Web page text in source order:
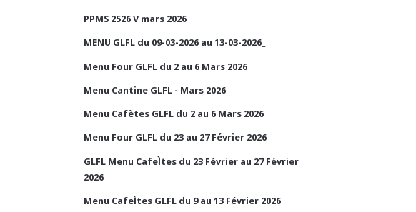
PPMS 2526 V mars 2026
MENU GLFL du 09-03-2026 au 13-03-2026_
Menu Four GLFL du 2 au 6 Mars 2026
Menu Cantine GLFL - Mars 2026
Menu Cafètes GLFL du 2 au 6 Mars 2026
Menu Four GLFL du 23 au 27 Février 2026
GLFL Menu CafeÌtes du 23 Février au 27 Février
2026
Menu CafeÌtes GLFL du 9 au 13 Février 2026